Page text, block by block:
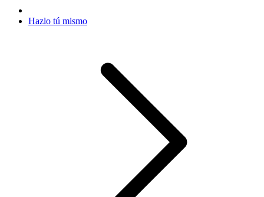
Hazlo tú mismo